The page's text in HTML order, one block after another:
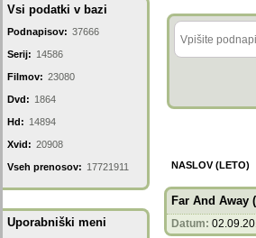
Vsi podatki v bazi
Podnapisov: 37666
Serij: 14586
Filmov: 23080
Dvd: 1864
Hd: 14894
Xvid: 20908
Vseh prenosov: 17721911
Uporabniški meni
NASLOV (LETO)
Far And Away
Datum: